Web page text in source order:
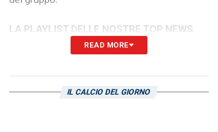
LA PLAYLIST DELLE NOSTRE TOP NEWS
READ MORE
IL CALCIO DEL GIORNO